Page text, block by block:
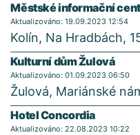
Městské informační
Aktualizováno: 19.09.2023 12:54
Kolín, Na Hradbách,
Kulturní dům Žulová
Aktualizováno: 01.09.2023 06:50
Žulová, Mariánské
Hotel Concordia
Aktualizováno: 22.08.2023 10:22